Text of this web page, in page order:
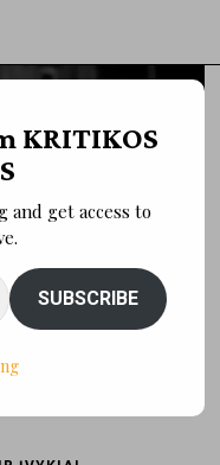
KRITIKOS
and get access to
SUBSCRIBE